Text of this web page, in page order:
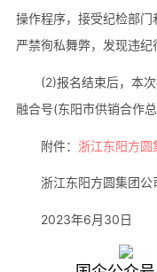
操作程序，接受纪检部门
严禁徇私舞弊，发现违纪
(2)报名结束后，本
融合号(东阳市供销合作
附件： 浙江东阳方
浙江东阳方圆集团公
2023年6月30日